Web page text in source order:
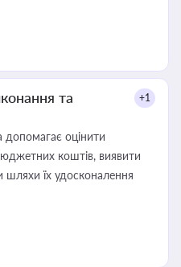
та
+1
допомагає оцінити
коштів, виявити
шляхи їх удосконалення